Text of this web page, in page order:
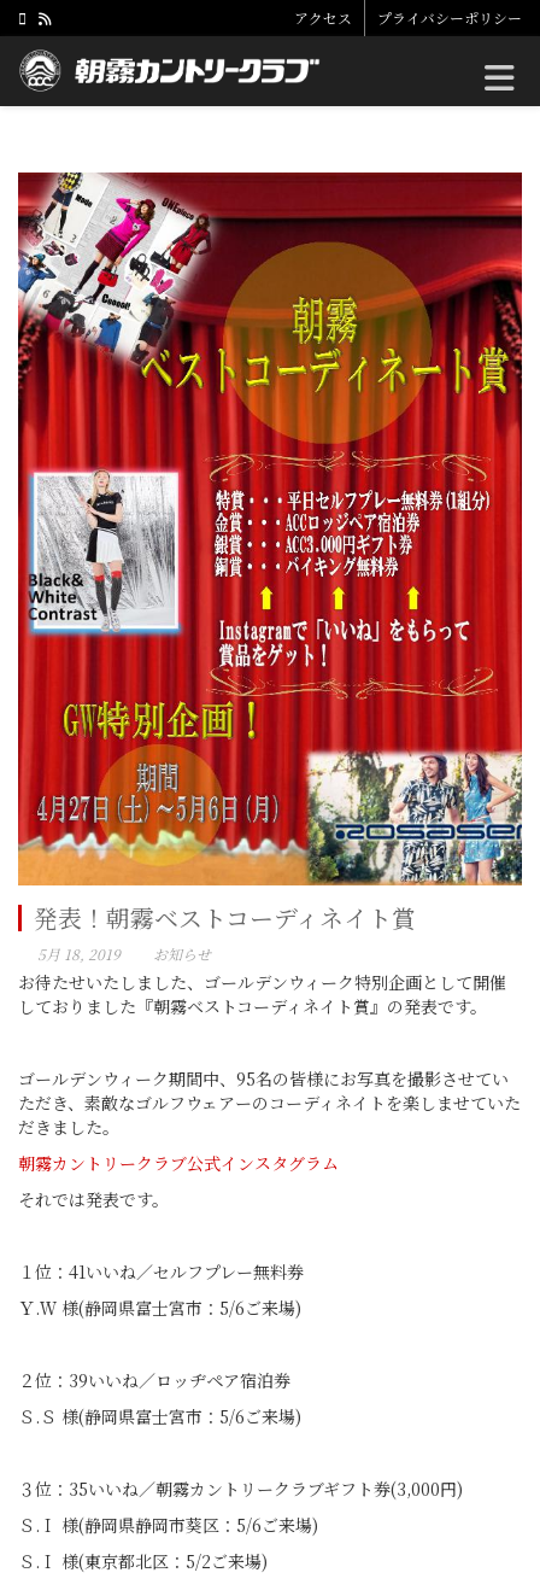
アクセス プライバシーポリシー
発表！朝霧ベストコーディネイト賞
5月 18, 2019 お知らせ
お待たせいたしました、ゴールデンウィーク特別企画として開催
しておりました『朝霧ベストコーディネイト賞』の発表です。
ゴールデンウィーク期間中、95名の皆様にお写真を撮影させてい
ただき、素敵なゴルフウェアーのコーディネイトを楽しませていた
だきました。
朝霧カントリークラブ公式インスタグラム
それでは発表です。
１位：41いいね／セルフプレー無料券
Ｙ.Ｗ 様(静岡県富士宮市：5/6ご来場)
２位：39いいね／ロッヂペア宿泊券
Ｓ.Ｓ 様(静岡県富士宮市：5/6ご来場)
３位：35いいね／朝霧カントリークラブギフト券(3,000円)
Ｓ.Ｉ 様(静岡県静岡市葵区：5/6ご来場)
Ｓ.Ｉ 様(東京都北区：5/2ご来場)